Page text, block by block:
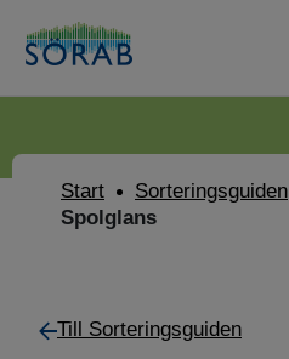
Start Sorteringsguiden
Spolglans
Till Sorteringsguiden